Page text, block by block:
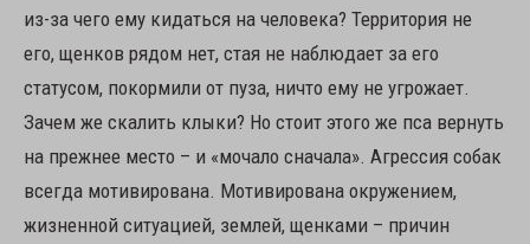
из-за чего ему кидаться на человека? Территория не
его, щенков рядом нет, стая не наблюдает за его
статусом, покормили от пуза, ничто ему не угрожает.
Зачем же скалить клыки? Но стоит этого же пса вернуть
на прежнее место – и «мочало сначала». Агрессия собак
всегда мотивирована. Мотивирована окружением,
жизненной ситуацией, землей, щенками – причин